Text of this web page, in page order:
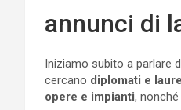
annunci di
Iniziamo subito a parlare
cercano diplomati e
opere e impianti,